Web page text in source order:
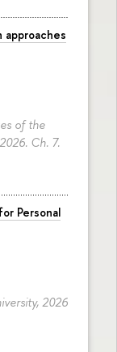
approaches
of the
Ch. 7.
Personal
2026